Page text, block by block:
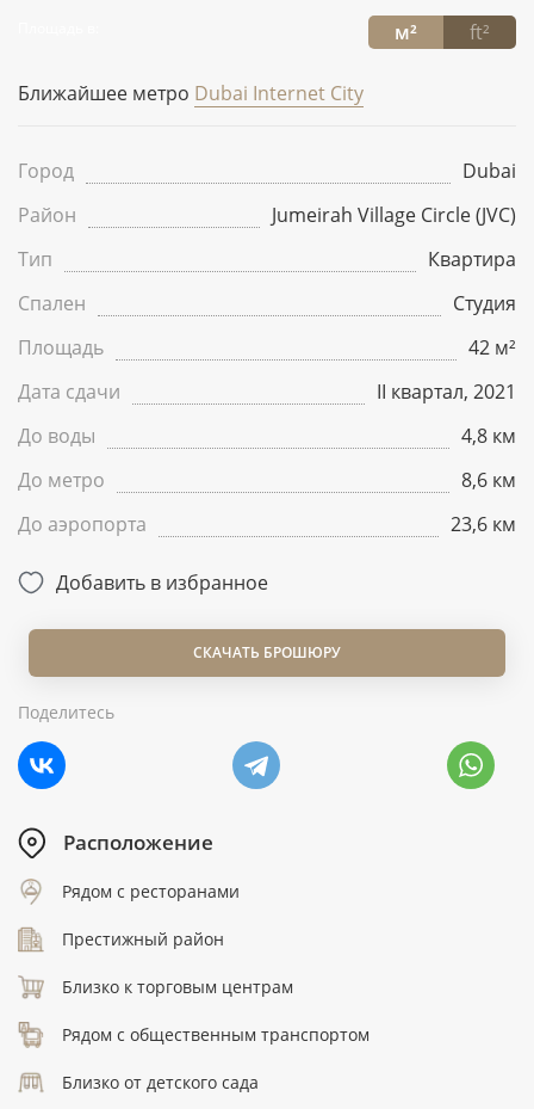
м² ft²
Ближайшее метро Dubai Internet City
Город
Dubai
Район
Jumeirah Village Circle (JVC)
Тип
Квартира
Спален
Студия
Площадь
42 м²
Дата сдачи
II квартал, 2021
До воды
4,8 км
До метро
8,6 км
До аэропорта
23,6 км
Добавить в избранное
СКАЧАТЬ БРОШЮРУ
Поделитесь
Расположение
Рядом с ресторанами
Престижный район
Близко к торговым центрам
Рядом с общественным транспортом
Близко от детского сада